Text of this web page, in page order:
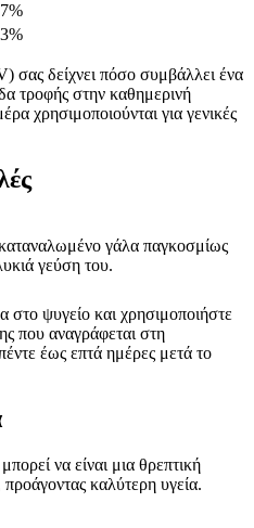
σας δείχνει πόσο συμβάλλει ένα
τροφής στην καθημερινή
χρησιμοποιούνται για γενικές
καταναλωμένο γάλα παγκοσμίως
γεύση του.
στο ψυγείο και χρησιμοποιήστε
που αναγράφεται στη
έως επτά ημέρες μετά το
να είναι μια θρεπτική
καλύτερη υγεία.